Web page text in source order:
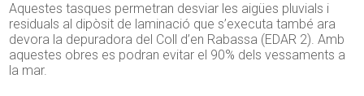
Aquestes tasques permetran desviar les aigües pluvials i
residuals al dipòsit de laminació que s’executa també ara
devora la depuradora del Coll d’en Rabassa (EDAR 2). Amb
aquestes obres es podran evitar el 90% dels vessaments a
la mar.